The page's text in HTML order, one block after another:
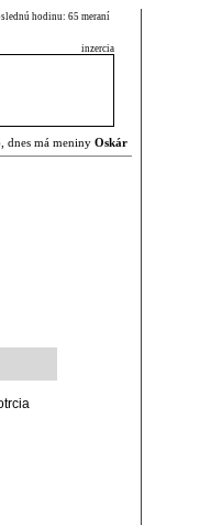
hodinu: 65 meraní
inzercia
dnes má meniny Oskár